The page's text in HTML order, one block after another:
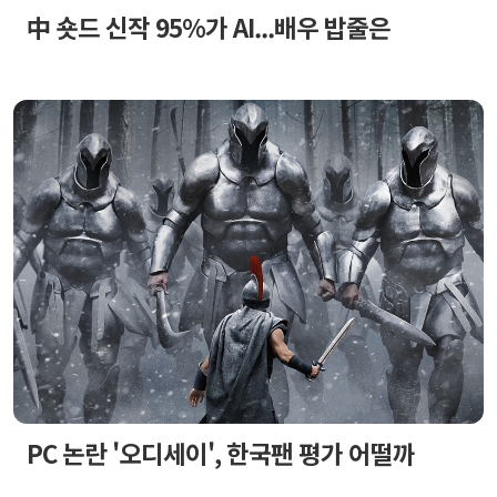
中 숏드 신작 95%가 AI...배우 밥줄은
PC 논란 '오디세이', 한국팬 평가 어떨까